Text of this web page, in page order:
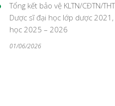
Tổng kết bảo vệ KLTN/CĐTN/
Dược sĩ đại học lớp dược
học 2025 – 2026
01/06/2026